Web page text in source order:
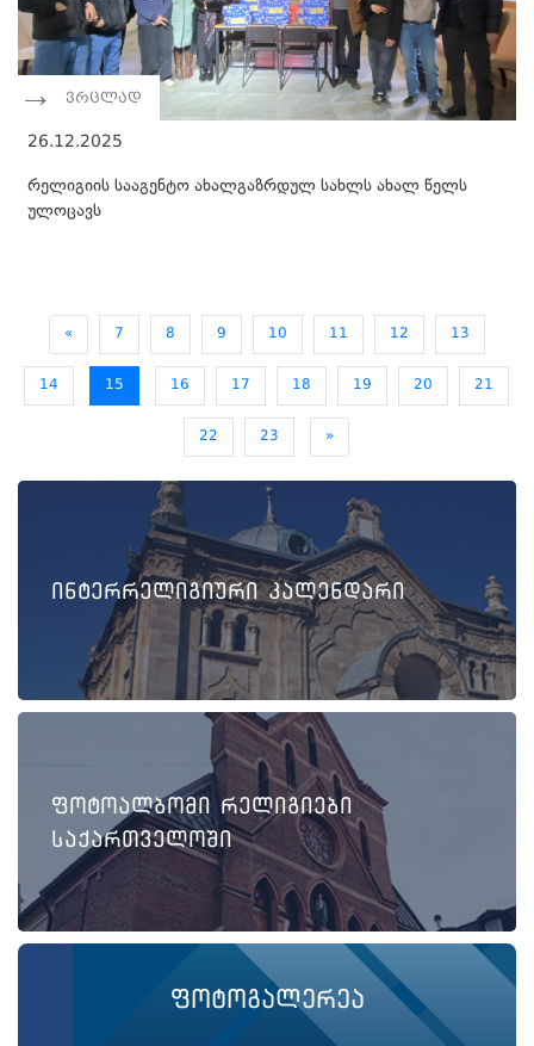
ვრცლად
26.12.2025
რელიგიის სააგენტო ახალგაზრდულ სახლს ახალ წელს
ულოცავს
« 7 8 9 10 11 12 13
14 15 16 17 18 19 20 21
22 23 »
ინტერრელიგიური კალენდარი
ფოტოალბომი რელიგიები
საქართველოში
ფოტოგალერეა